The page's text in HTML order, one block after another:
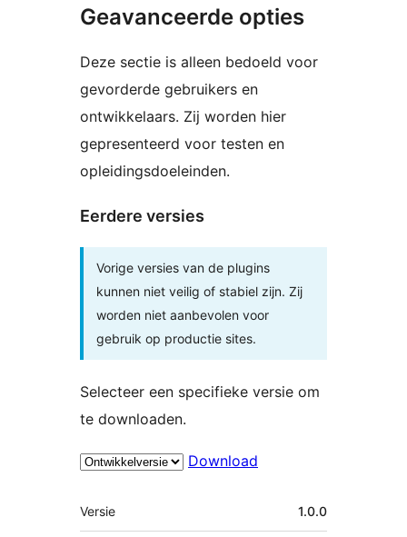
Geavanceerde opties
Deze sectie is alleen bedoeld voor
gevorderde gebruikers en
ontwikkelaars. Zij worden hier
gepresenteerd voor testen en
opleidingsdoeleinden.
Eerdere versies
Vorige versies van de plugins
kunnen niet veilig of stabiel zijn. Zij
worden niet aanbevolen voor
gebruik op productie sites.
Selecteer een specifieke versie om
te downloaden.
Download
Meta
Versie 1.0.0